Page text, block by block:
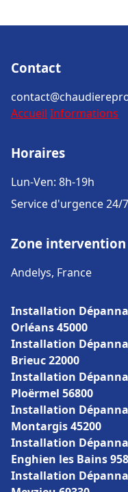
Contact
Accueil Informations
Horaires
Lun-Ven: 8h-19h
Service d'urgence 24/7
Zone intervention
Andelys, France
Installation
Orléans 45000
Installation
Brieuc 22000
Installation
Ploërmel 56800
Installation
Montargis 45200
Installation
Enghien les Bains
Installation